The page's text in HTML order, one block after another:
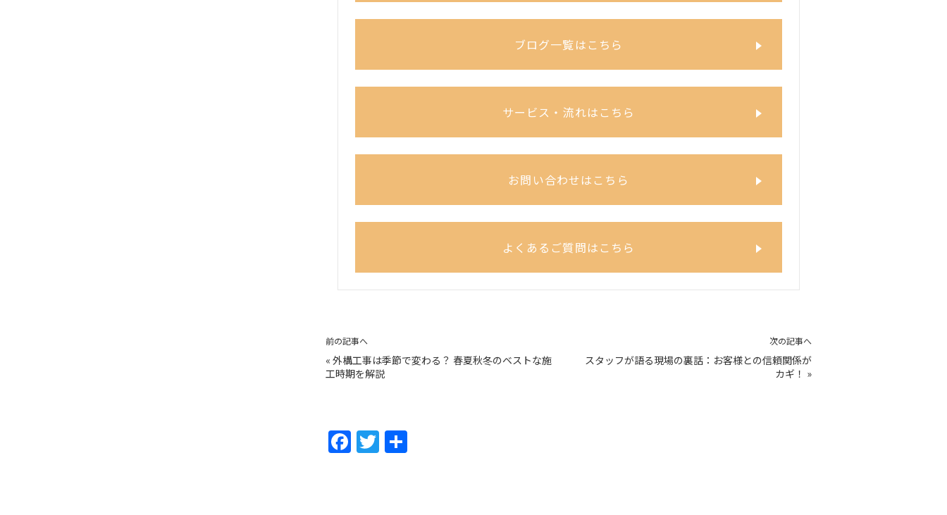
ブログ一覧はこちら
サービス・流れはこちら
お問い合わせはこちら
よくあるご質問はこちら
前の記事へ
« 外構工事は季節で変わる？ 春夏秋冬のベストな施
工時期を解説
次の記事へ
スタッフが語る現場の裏話：お客様との信頼関係が
カギ！ »
F
a
T
w